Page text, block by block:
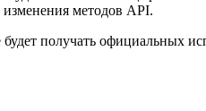
методов API.
получать официальных